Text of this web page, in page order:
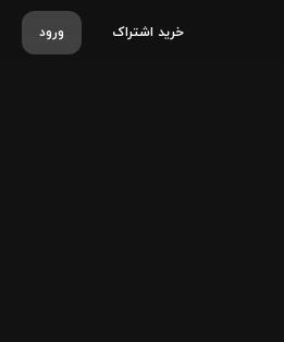
ورود خرید اشتراک